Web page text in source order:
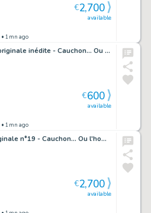
• 1mn ago
available
€2,700
Illustration originale inédite - Cauchon... Ou l'homme qui tua Jeanne d'Arc
• 1mn ago
available
€600
Planche originale n°19 - Cauchon... Ou l'homme qui tua Jeanne d'Arc
available
€2,700